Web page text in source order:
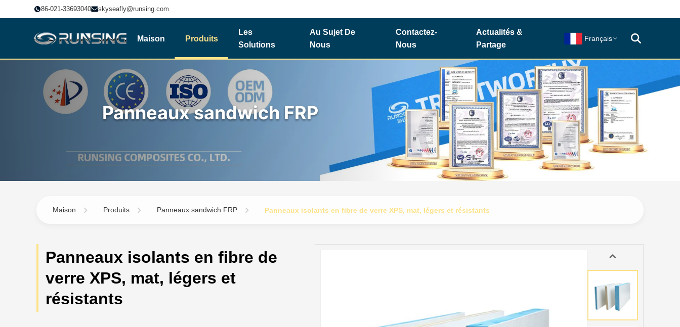
86-021-33693040 skyseafly@runsing.com
Maison Produits
Les
Solutions
Au Sujet De
Nous
Contactez-
Nous
Actualités &
Partage
Français
Panneaux sandwich FRP
Maison Produits Panneaux sandwich FRP Panneaux isolants en fibre de verre XPS, mat, légers et résistants
Panneaux isolants en fibre de
verre XPS, mat, légers et
résistants